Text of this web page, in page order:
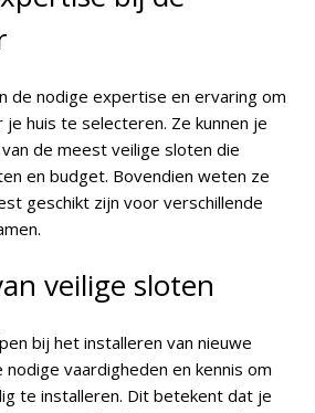
de nodige expertise en ervaring om
huis te selecteren. Ze kunnen je
de meest veilige sloten die
en budget. Bovendien weten ze
geschikt zijn voor verschillende
veilige sloten
bij het installeren van nieuwe
vaardigheden en kennis om
te installeren. Dit betekent dat je